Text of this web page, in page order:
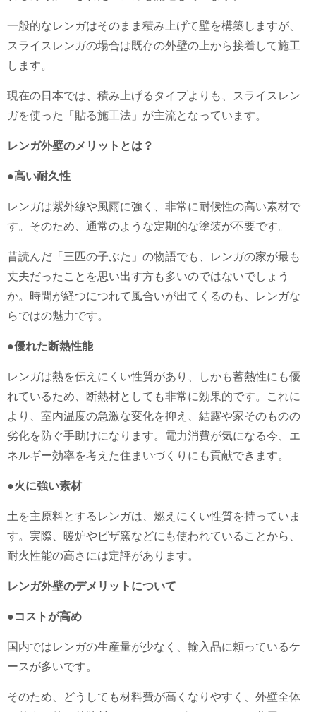
一般的なレンガはそのまま積み上げて壁を構築しますが、
スライスレンガの場合は既存の外壁の上から接着して施工
します。
現在の日本では、積み上げるタイプよりも、スライスレン
ガを使った「貼る施工法」が主流となっています。
レンガ外壁のメリットとは？
●高い耐久性
レンガは紫外線や風雨に強く、非常に耐候性の高い素材で
す。そのため、通常のような定期的な塗装が不要です。
昔読んだ「三匹の子ぶた」の物語でも、レンガの家が最も
丈夫だったことを思い出す方も多いのではないでしょう
か。時間が経つにつれて風合いが出てくるのも、レンガな
らではの魅力です。
●優れた断熱性能
レンガは熱を伝えにくい性質があり、しかも蓄熱性にも優
れているため、断熱材としても非常に効果的です。これに
より、室内温度の急激な変化を抑え、結露や家そのものの
劣化を防ぐ手助けになります。電力消費が気になる今、エ
ネルギー効率を考えた住まいづくりにも貢献できます。
●火に強い素材
土を主原料とするレンガは、燃えにくい性質を持っていま
す。実際、暖炉やピザ窯などにも使われていることから、
耐火性能の高さには定評があります。
レンガ外壁のデメリットについて
●コストが高め
国内ではレンガの生産量が少なく、輸入品に頼っているケ
ースが多いです。
そのため、どうしても材料費が高くなりやすく、外壁全体